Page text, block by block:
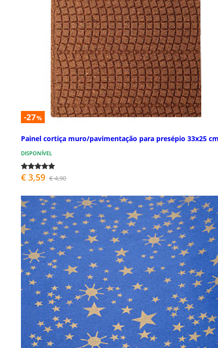
-27%
Painel cortiça muro/pavimentação para presépio 33x25
DISPONÍVEL
€ 3,59 € 4,90